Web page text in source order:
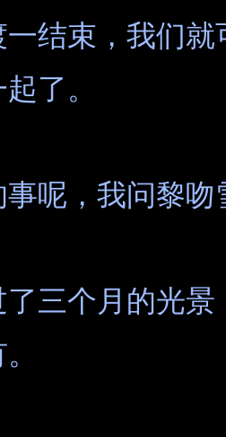
一结束，我们就
了。
呢，我问黎吻
三个月的光景